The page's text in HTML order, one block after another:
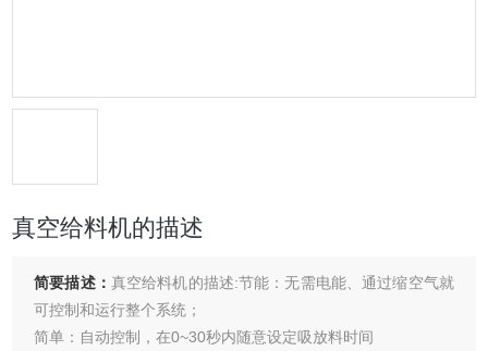
真空给料机的描述
简要描述： 真空给料机的描述:节能：无需电能、通过缩空气就
可控制和运行整个系统；
简单：自动控制，在0~30秒内随意设定吸放料时间